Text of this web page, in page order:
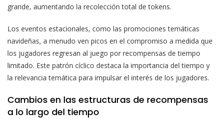
grande, aumentando la recolección total de tokens.
Los eventos estacionales, como las promociones temáticas
navideñas, a menudo ven picos en el compromiso a medida que
los jugadores regresan al juego por recompensas de tiempo
limitado. Este patrón cíclico destaca la importancia del tiempo y
la relevancia temática para impulsar el interés de los jugadores.
Cambios en las estructuras de recompensas
a lo largo del tiempo